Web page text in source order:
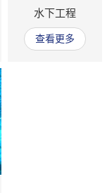
水下工程
查看更多